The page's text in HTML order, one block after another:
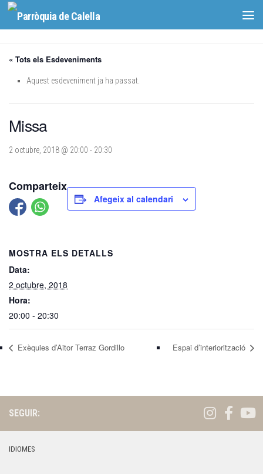
Skip to content
« Tots els Esdeveniments
Aquest esdeveniment ja ha passat.
Missa
2 octubre, 2018 @ 20:00 - 20:30
Comparteix
Afegeix al calendari
MOSTRA ELS DETALLS
Data:
2 octubre, 2018
Hora:
20:00 - 20:30
Exèquies d’Aitor Terraz Gordillo Espai d’interiorització
SEGUIR:
IDIOMES